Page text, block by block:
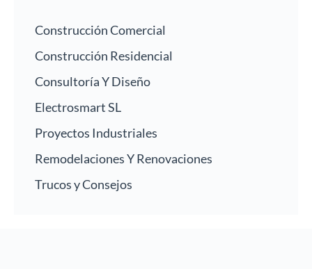
Construcción Comercial
Construcción Residencial
Consultoría Y Diseño
Electrosmart SL
Proyectos Industriales
Remodelaciones Y Renovaciones
Trucos y Consejos